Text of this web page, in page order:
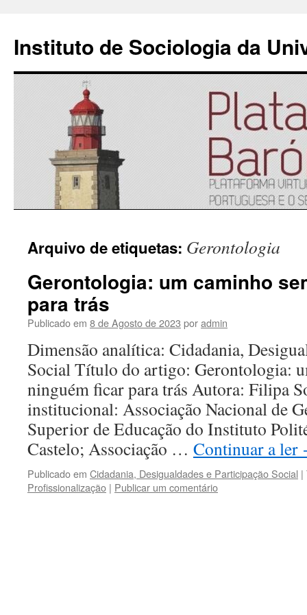
Instituto de Sociologia da
para
conteúdo
Arquivo de etiquetas: Gerontologia
Gerontologia: um caminho
para trás
Publicado em 8 de Agosto de 2023 poradmin
Dimensão analítica: Cidadania,
Social Título do artigo: Gerontologia:
ninguém ficar para trás Autora: Filipa
institucional: Associação Nacional de
Superior de Educação do Instituto
Castelo; Associação … Continuar a ler
Publicado em Cidadania, Desigualdades e Participação Social |
Profissionalização | Publicar um comentário